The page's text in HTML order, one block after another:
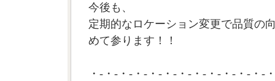
今後も、
定期的なロケーション変更で品質の
めて参ります！！
・-・-・-・-・-・-・-・-・-・-・-・-